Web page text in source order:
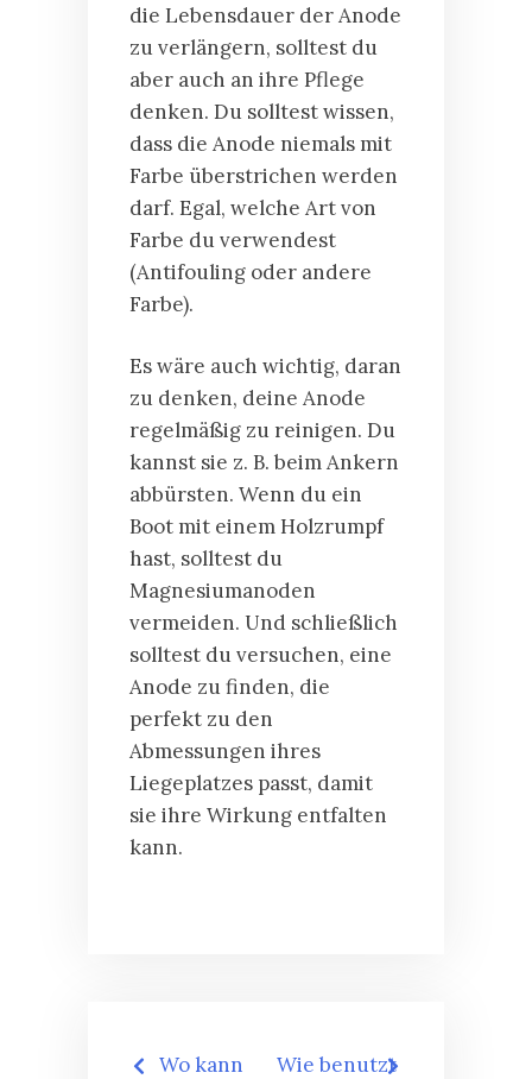
die Lebensdauer der Anode
zu verlängern, solltest du
aber auch an ihre Pflege
denken. Du solltest wissen,
dass die Anode niemals mit
Farbe überstrichen werden
darf. Egal, welche Art von
Farbe du verwendest
(Antifouling oder andere
Farbe).
Es wäre auch wichtig, daran
zu denken, deine Anode
regelmäßig zu reinigen. Du
kannst sie z. B. beim Ankern
abbürsten. Wenn du ein
Boot mit einem Holzrumpf
hast, solltest du
Magnesiumanoden
vermeiden. Und schließlich
solltest du versuchen, eine
Anode zu finden, die
perfekt zu den
Abmessungen ihres
Liegeplatzes passt, damit
sie ihre Wirkung entfalten
kann.
Beitragsnavigation
Wo kann
Wie benutzt